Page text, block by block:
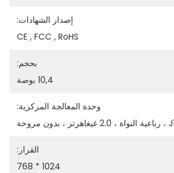
إصدار الشهادات:
CE , FCC , RoHS
بحجم:
10,4 بوصة
وحدة المعالجة المركزية:
القرار:
1024 * 768